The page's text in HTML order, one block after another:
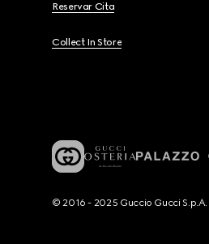
Reservar Cita
Collect In Store
© 2016 - 2025 Guccio Gucci